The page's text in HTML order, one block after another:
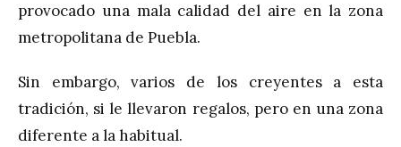
provocado una mala calidad del aire en la zona
metropolitana de Puebla.
Sin embargo, varios de los creyentes a esta
tradición, si le llevaron regalos, pero en una zona
diferente a la habitual.